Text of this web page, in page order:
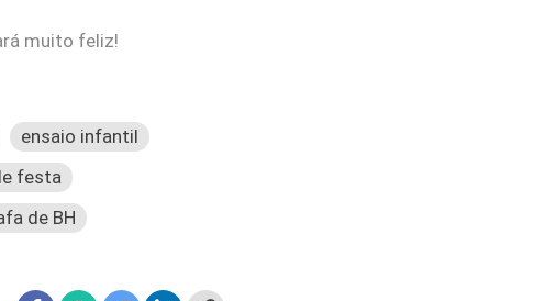
muito feliz!
ensaio infantil
festa
de BH